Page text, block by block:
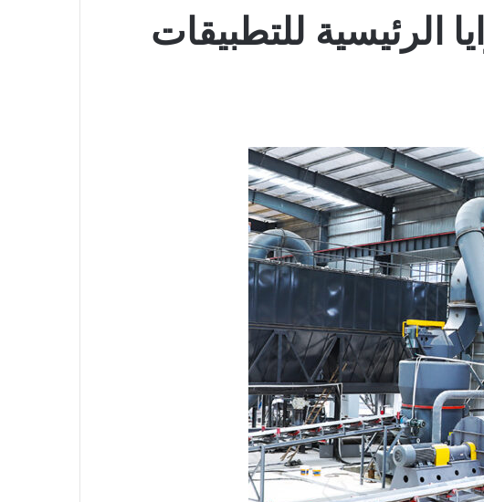
للتطبيقات